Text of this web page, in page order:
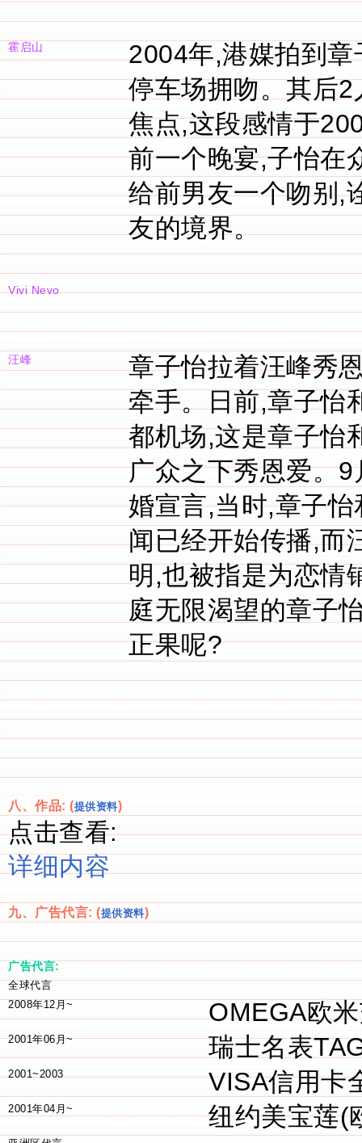
霍启山
2004年,港媒拍到
停车场拥吻。其后
焦点,这段感情于
前一个晚宴,子怡在
给前男友一个吻别,
友的境界。
Vivi Nevo
汪峰
章子怡拉着汪峰秀
牵手。日前,章子怡
都机场,这是章子怡
广众之下秀恩爱。
婚宣言,当时,章子
闻已经开始传播,而
明,也被指是为恋情
庭无限渴望的章子
正果呢?
八、作品: (提供资料)
点击查看:
详细内容
九、广告代言: (提供资料)
广告代言:
全球代言
2008年12月~
OMEGA欧
2001年06月~ 瑞士名表
2001~2003 VISA信用卡
2001年04月~ 纽约美宝莲(